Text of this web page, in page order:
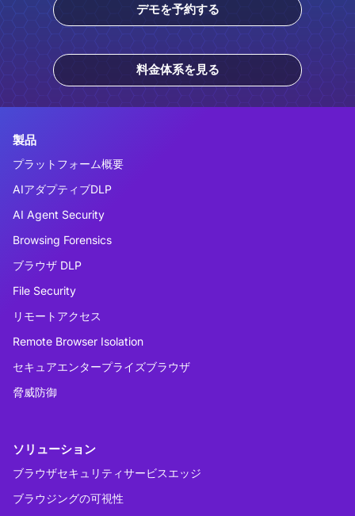
デモを予約する
料金体系を見る
製品
プラットフォーム概要
AIアダプティブDLP
AI Agent Security
Browsing Forensics
ブラウザ DLP
File Security
リモートアクセス
Remote Browser Isolation
セキュアエンタープライズブラウザ
脅威防御
ソリューション
ブラウザセキュリティサービスエッジ
ブラウジングの可視性